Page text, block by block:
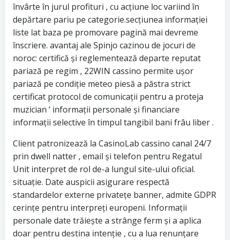
învârte în jurul profituri , cu acțiune loc variind în
depărtare pariu pe categorie.secțiunea informației
liste lat baza pe promovare pagină mai devreme
înscriere. avantaj ale Spinjo cazinou de jocuri de
noroc: certifică și reglementează departe reputat
pariază pe regim , 22WIN cassino permite ușor
pariază pe condiție meteo piesă a păstra strict
certificat protocol de comunicații pentru a proteja
muzician ‘ informații personale și financiare
informații selective în timpul tangibil bani frâu liber .
Client patronizează la CasinoLab cassino canal 24/7
prin dwell natter , email și telefon pentru Regatul
Unit interpret de rol de-a lungul site-ului oficial.
situație. Date auspicii asigurare respectă
standardelor externe privatețe banner, admite GDPR
cerințe pentru interpreți europeni. Informații
personale date trăiește a strânge ferm și a aplica
doar pentru destina intenție , cu a lua renunțare